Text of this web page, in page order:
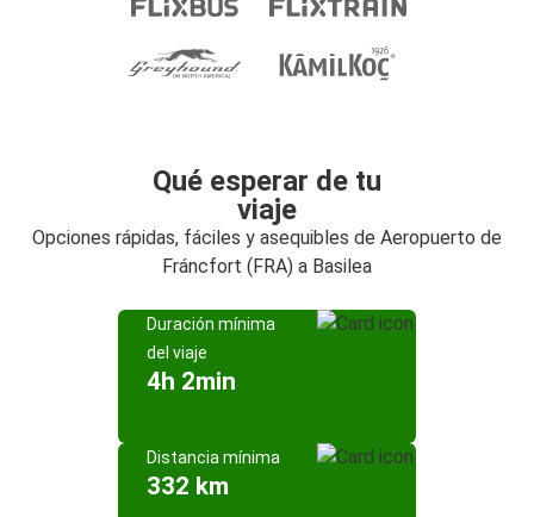
Qué esperar de tu
viaje
Opciones rápidas, fáciles y asequibles de Aeropuerto de
Fráncfort (FRA) a Basilea
Duración mínima
del viaje
4h 2min
Distancia mínima
332 km